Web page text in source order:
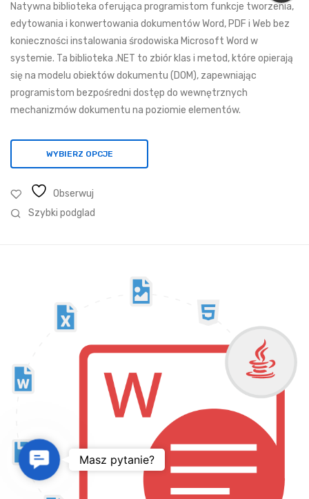
258,02 zł
do
452
433,11 zł
Natywna biblioteka oferująca programistom funkcje tworzenia,
edytowania i konwertowania dokumentów Word, PDF i Web bez
konieczności instalowania środowiska Microsoft Word w
systemie. Ta biblioteka .NET to zbiór klas i metod, które opierają
się na modelu obiektów dokumentu (DOM), zapewniając
programistom bezpośredni dostęp do wewnętrznych
mechanizmów dokumentu na poziomie elementów.
WYBIERZ OPCJE
Obserwuj
Szybki podglad
Contact UsMasz pytanie?